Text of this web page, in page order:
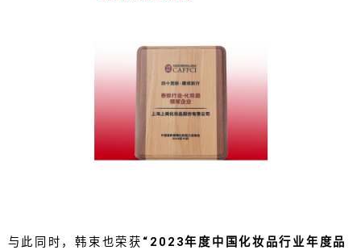
与此同时，韩束也荣获 “2023年度中国化妆品行业年度品